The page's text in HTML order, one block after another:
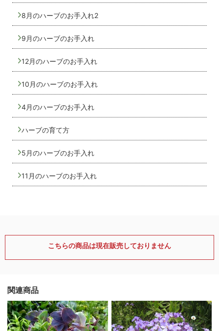
8月のハーブのお手入れ2
9月のハーブのお手入れ
12月のハーブのお手入れ
10月のハーブのお手入れ
4月のハーブのお手入れ
ハーブの育て方
5月のハーブのお手入れ
11月のハーブのお手入れ
こちらの商品は現在販売しておりません
関連商品